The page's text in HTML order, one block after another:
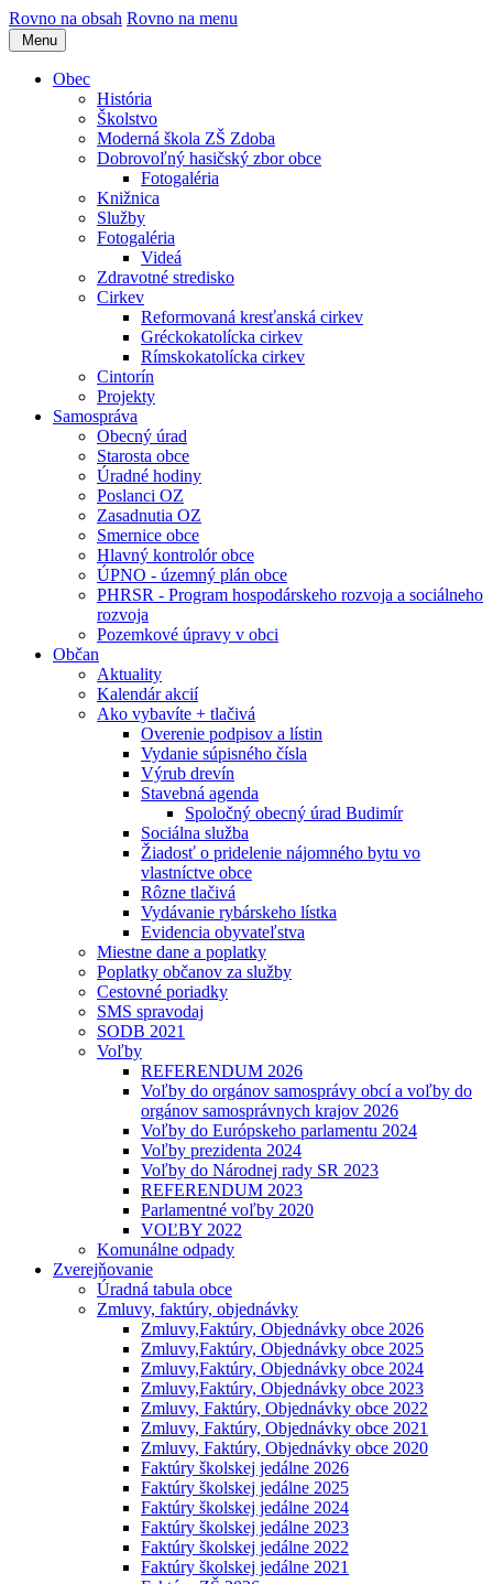
Rovno na obsah Rovno na menu
Menu
Obec
História
Školstvo
Moderná škola ZŠ Zdoba
Dobrovoľný hasičský zbor obce
Fotogaléria
Knižnica
Služby
Fotogaléria
Videá
Zdravotné stredisko
Cirkev
Reformovaná kresťanská cirkev
Gréckokatolícka cirkev
Rímskokatolícka cirkev
Cintorín
Projekty
Samospráva
Obecný úrad
Starosta obce
Úradné hodiny
Poslanci OZ
Zasadnutia OZ
Smernice obce
Hlavný kontrolór obce
ÚPNO - územný plán obce
PHRSR - Program hospodárskeho rozvoja a sociálneho
rozvoja
Pozemkové úpravy v obci
Občan
Aktuality
Kalendár akcií
Ako vybavíte + tlačivá
Overenie podpisov a lístin
Vydanie súpisného čísla
Výrub drevín
Stavebná agenda
Spoločný obecný úrad Budimír
Sociálna služba
Žiadosť o pridelenie nájomného bytu vo
vlastníctve obce
Rôzne tlačivá
Vydávanie rybárskeho lístka
Evidencia obyvateľstva
Miestne dane a poplatky
Poplatky občanov za služby
Cestovné poriadky
SMS spravodaj
SODB 2021
Voľby
REFERENDUM 2026
Voľby do orgánov samosprávy obcí a voľby do
orgánov samosprávnych krajov 2026
Voľby do Európskeho parlamentu 2024
Voľby prezidenta 2024
Voľby do Národnej rady SR 2023
REFERENDUM 2023
Parlamentné voľby 2020
VOĽBY 2022
Komunálne odpady
Zverejňovanie
Úradná tabula obce
Zmluvy, faktúry, objednávky
Zmluvy,Faktúry, Objednávky obce 2026
Zmluvy,Faktúry, Objednávky obce 2025
Zmluvy,Faktúry, Objednávky obce 2024
Zmluvy,Faktúry, Objednávky obce 2023
Zmluvy, Faktúry, Objednávky obce 2022
Zmluvy, Faktúry, Objednávky obce 2021
Zmluvy, Faktúry, Objednávky obce 2020
Faktúry školskej jedálne 2026
Faktúry školskej jedálne 2025
Faktúry školskej jedálne 2024
Faktúry školskej jedálne 2023
Faktúry školskej jedálne 2022
Faktúry školskej jedálne 2021